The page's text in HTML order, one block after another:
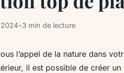
2024•3 min de lecture
l’appel de la nature dans
il est possible de créer